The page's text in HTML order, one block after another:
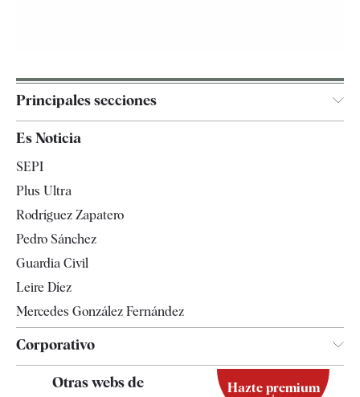
Principales secciones
España
Televisión
Es Noticia
SEPI
Plus Ultra
Rodríguez Zapatero
Pedro Sánchez
Guardia Civil
Leire Díez
Mercedes González Fernández
Corporativo
Contacto
Otras webs de Hazte premium